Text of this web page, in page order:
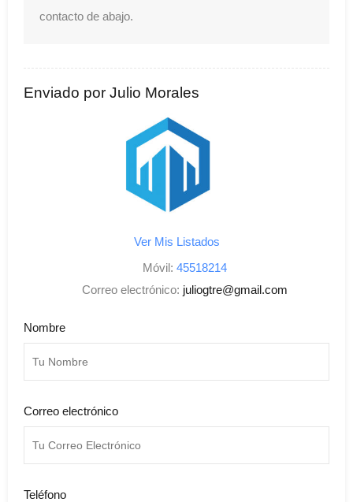
contacto de abajo.
Enviado por Julio Morales
Ver Mis Listados
Móvil: 45518214
Correo electrónico: juliogtre@gmail.com
Nombre
Correo electrónico
Teléfono